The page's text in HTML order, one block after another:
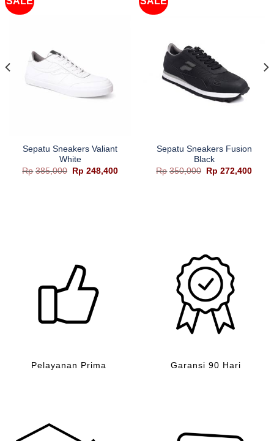
Sepatu Sneakers Valiant
White
Rp 385,000
Harga
aslinya
Rp 248,400Harga
Sepatu Sneakers Fusion
Black
Rp 350,000
Harga
aslinya
Rp 272,400
Pelayanan Prima Garansi 90 Hari